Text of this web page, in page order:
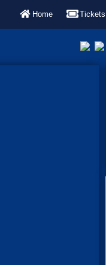
Home Tickets